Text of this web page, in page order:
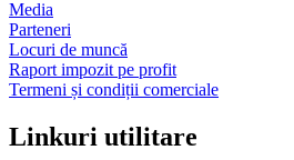
Media
Parteneri
Locuri de muncă
Raport impozit pe profit
Termeni și condiții comerciale
Linkuri utilitare